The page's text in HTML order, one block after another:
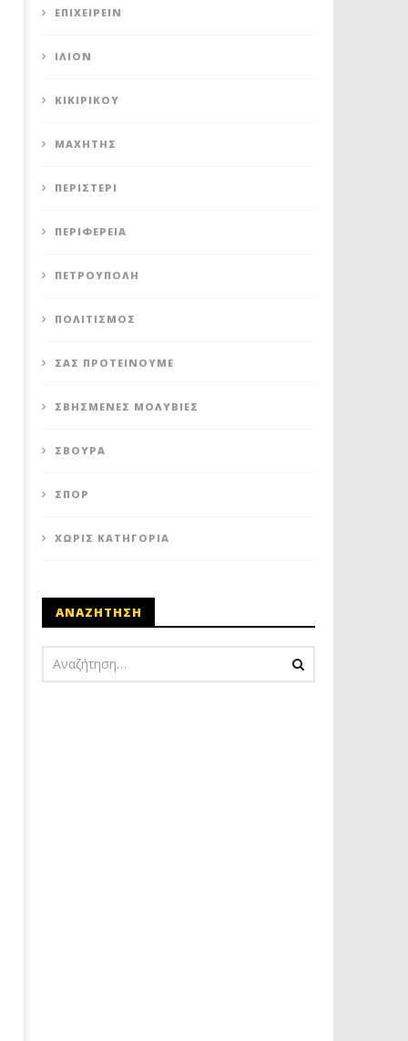
ΕΠΙΧΕΙΡΕΊΝ
ΊΛΙΟΝ
ΚΙΚΙΡΙΚΟΥ
ΜΑΧΗΤΗΣ
ΠΕΡΙΣΤΈΡΙ
ΠΕΡΙΦΈΡΕΙΑ
ΠΕΤΡΟΎΠΟΛΗ
ΠΟΛΙΤΙΣΜΌΣ
ΣΑΣ ΠΡΟΤΕΊΝΟΥΜΕ
ΣΒΗΣΜΈΝΕΣ ΜΟΛΥΒΙΈΣ
ΣΒΟΎΡΑ
ΣΠΟΡ
ΧΩΡΊΣ ΚΑΤΗΓΟΡΊΑ
ΑΝΑΖΗΤΗΣΗ